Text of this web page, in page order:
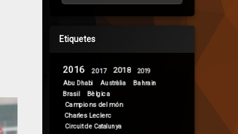
Etiquetes
2016 2017 2018 2019
Abu Dhabi Austràlia
Bahrain
Brasil
Bèlgica
Campions del món
Charles Leclerc
Circuit de Catalunya